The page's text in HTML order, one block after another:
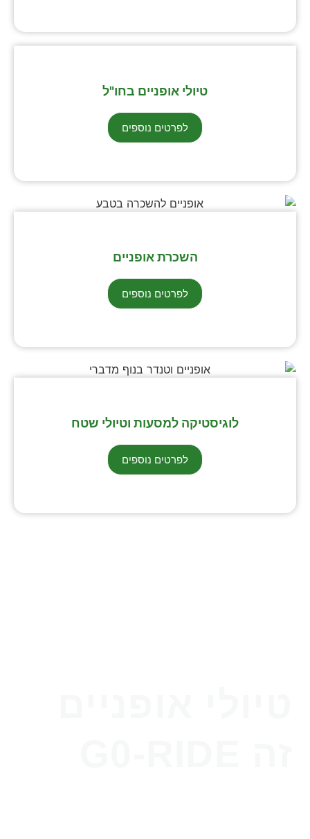
טיולי אופניים בחו"ל
לפרטים נוספים
השכרת אופניים
לפרטים נוספים
לוגיסטיקה למסעות וטיולי שטח
לפרטים נוספים